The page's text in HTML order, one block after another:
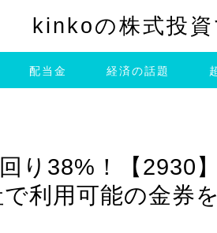
kinkoの株式投
配当金 経済の話題
り38%！【2930
利用可能の金券